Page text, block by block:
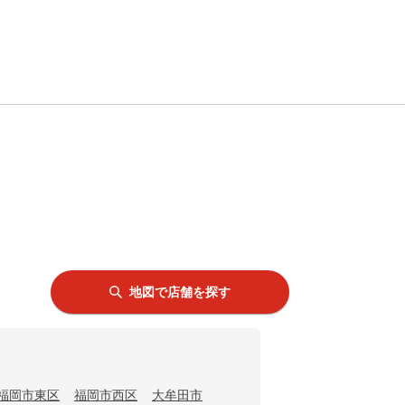
地図で店舗を探す
岡市東区 福岡市西区 大牟田市